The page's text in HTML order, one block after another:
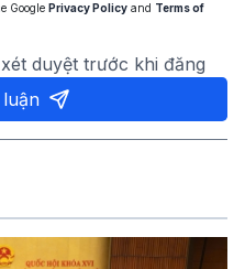
Google Privacy Policy and Terms of
duyệt trước khi đăng